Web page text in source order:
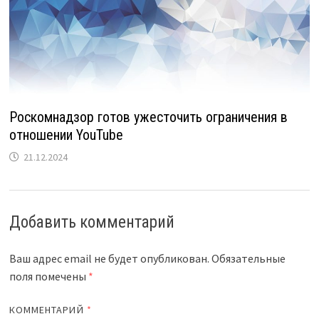
Роскомнадзор готов ужесточить ограничения в
отношении YouTube
21.12.2024
Добавить комментарий
Ваш адрес email не будет опубликован. Обязательные
поля помечены *
КОММЕНТАРИЙ *